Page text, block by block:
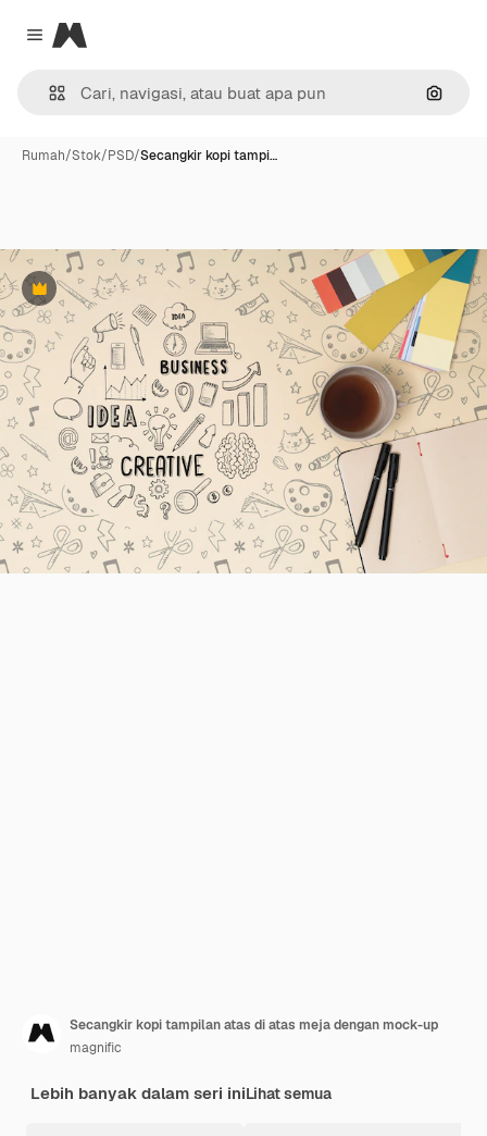
Close menu
Magnific
Rumah/Stok/PSD/Secangkir kopi tampi…
Premium
Secangkir kopi tampilan atas di atas meja dengan mock-up
magnific
Lebih banyak dalam seri iniLihat semua